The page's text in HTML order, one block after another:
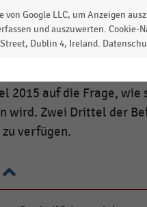
Expansionsexperten
vom EHI im Auftrag
2015 auf die Frage,
wird. Zwei Drittel der
verfügen.
von Google LLC, um Anzeigen
und auszuwerten. Cookie-
Street, Dublin 4, Ireland.